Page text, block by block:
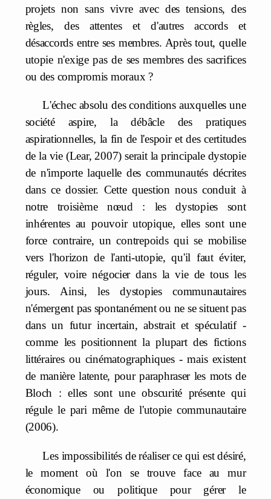
projets non sans vivre avec des tensions, des
règles, des attentes et d'autres accords et
désaccords entre ses membres. Après tout, quelle
utopie n'exige pas de ses membres des sacrifices
ou des compromis moraux ?
L'échec absolu des conditions auxquelles une
société aspire, la débâcle des pratiques
aspirationnelles, la fin de l'espoir et des certitudes
de la vie (Lear, 2007) serait la principale dystopie
de n'importe laquelle des communautés décrites
dans ce dossier. Cette question nous conduit à
notre troisième nœud : les dystopies sont
inhérentes au pouvoir utopique, elles sont une
force contraire, un contrepoids qui se mobilise
vers l'horizon de l'anti-utopie, qu'il faut éviter,
réguler, voire négocier dans la vie de tous les
jours. Ainsi, les dystopies communautaires
n'émergent pas spontanément ou ne se situent pas
dans un futur incertain, abstrait et spéculatif -
comme les positionnent la plupart des fictions
littéraires ou cinématographiques - mais existent
de manière latente, pour paraphraser les mots de
Bloch : elles sont une obscurité présente qui
régule le pari même de l'utopie communautaire
(2006).
Les impossibilités de réaliser ce qui est désiré,
le moment où l'on se trouve face au mur
économique ou politique pour gérer le